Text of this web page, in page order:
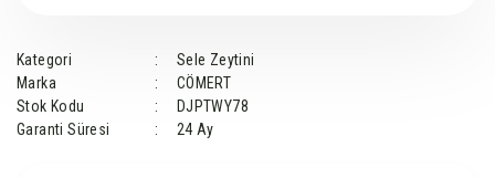
Kategori
Sele Zeytini
Marka
CÖMERT
Stok Kodu
DJPTWY78
Garanti Süresi
24 Ay